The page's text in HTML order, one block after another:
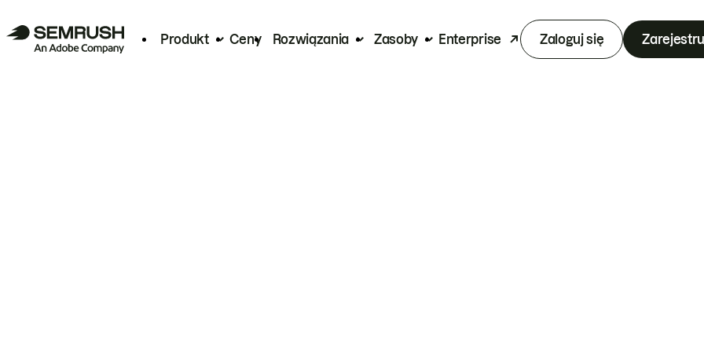
Produkt Ceny Rozwiązania Zasoby Enterprise Zaloguj się